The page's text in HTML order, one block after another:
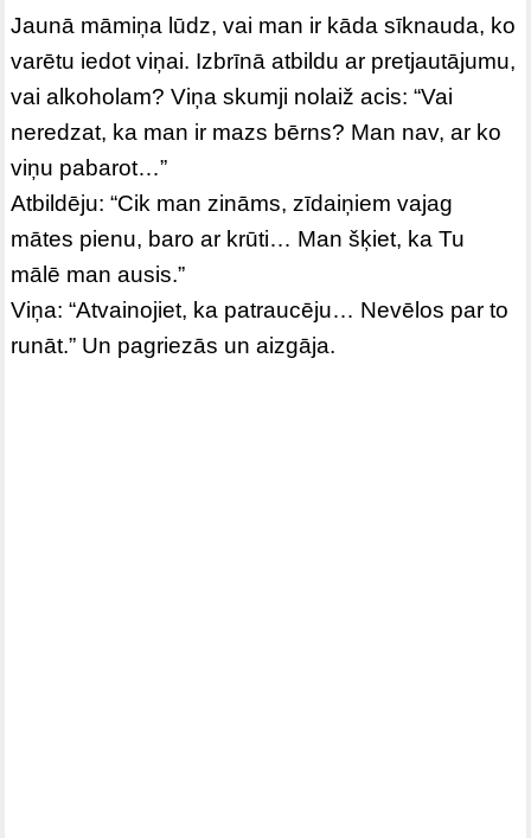
Jaunā māmiņa lūdz, vai man ir kāda sīknauda, ko
varētu iedot viņai. Izbrīnā atbildu ar pretjautājumu,
vai alkoholam? Viņa skumji nolaiž acis: “Vai
neredzat, ka man ir mazs bērns? Man nav, ar ko
viņu pabarot…”
Atbildēju: “Cik man zināms, zīdaiņiem vajag
mātes pienu, baro ar krūti… Man šķiet, ka Tu
mālē man ausis.”
Viņa: “Atvainojiet, ka patraucēju… Nevēlos par to
runāt.” Un pagriezās un aizgāja.